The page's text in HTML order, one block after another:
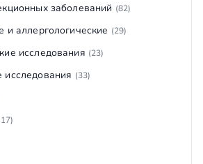
заболеваний (82)
и аллергологические (29)
исследования (23)
(33)